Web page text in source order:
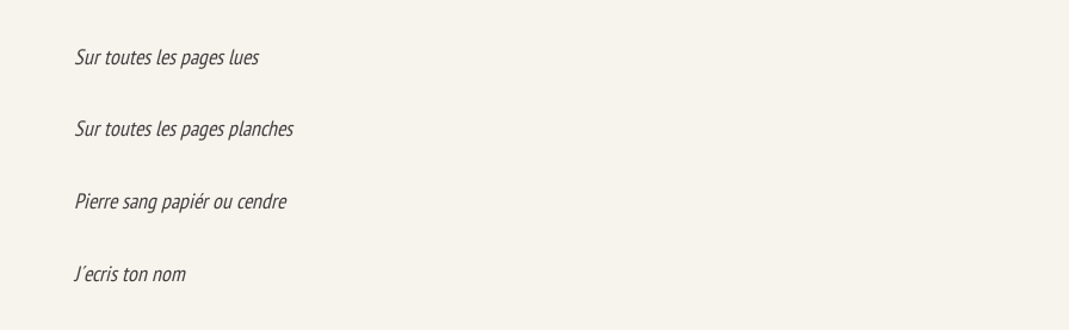
Sur toutes les pages lues
Sur toutes les pages planches
Pierre sang papiér ou cendre
J´ecris ton nom